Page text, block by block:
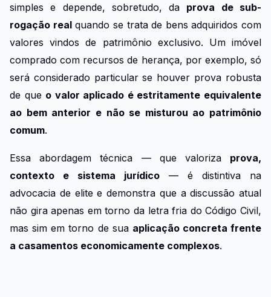
simples e depende, sobretudo, da prova de sub-
rogação realquando se trata de bens adquiridos com
valores vindos de patrimônio exclusivo. Um imóvel
comprado com recursos de herança, por exemplo, só
será considerado particular se houver prova robusta
de que o valor aplicado é estritamente equivalente
ao bem anterior e não se misturou ao patrimônio
comum.
Essa abordagem técnica — que valoriza prova,
contexto e sistema jurídico — é distintiva na
advocacia de elite e demonstra que a discussão atual
não gira apenas em torno da letra fria do Código Civil,
mas sim em torno de sua aplicação concreta frente
a casamentos economicamente complexos.